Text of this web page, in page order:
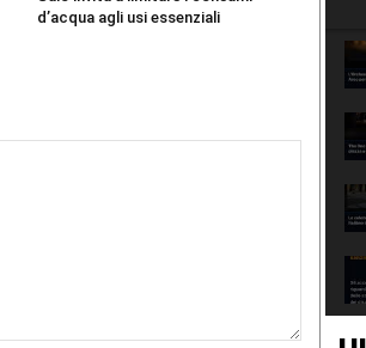
d’acqua agli usi essenziali